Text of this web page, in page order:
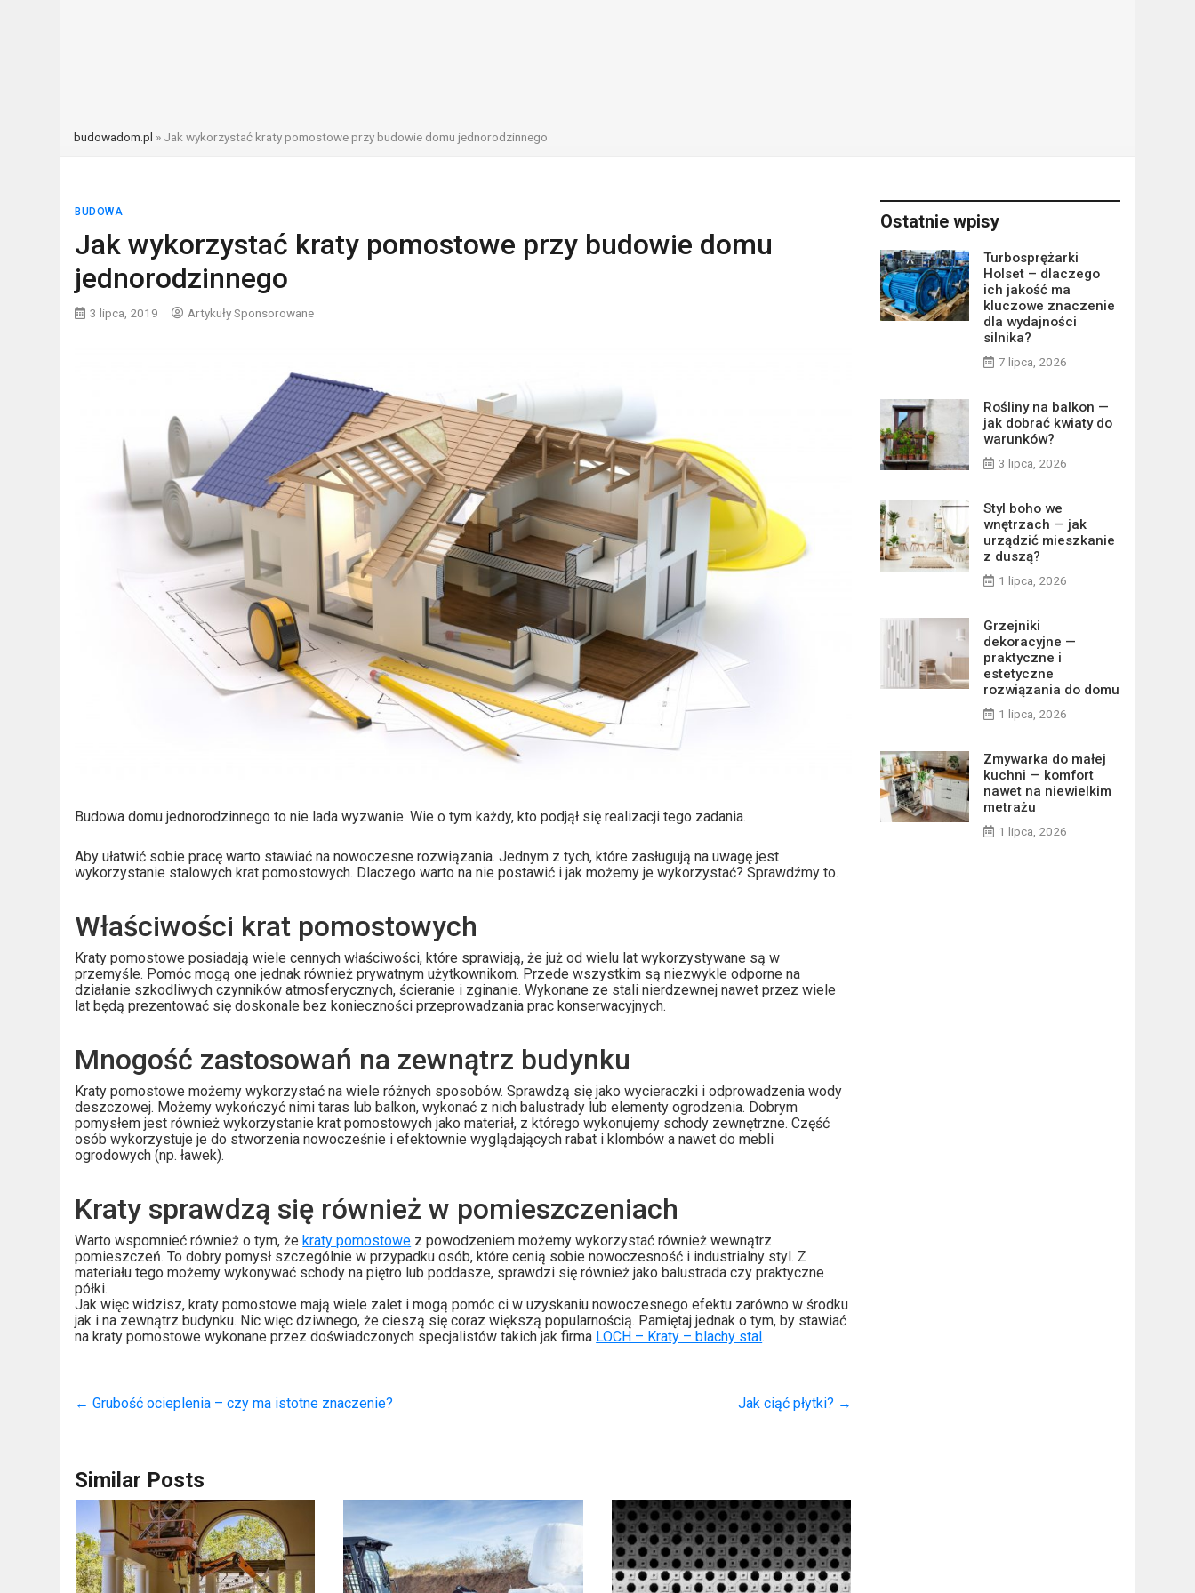
budowadom.pl » Jak wykorzystać kraty pomostowe przy budowie domu jednorodzinnego
BUDOWA
Jak wykorzystać kraty pomostowe przy budowie domu
jednorodzinnego
3 lipca, 2019 Artykuły Sponsorowane
Budowa domu jednorodzinnego to nie lada wyzwanie. Wie o tym każdy, kto podjął się realizacji tego zadania.
Aby ułatwić sobie pracę warto stawiać na nowoczesne rozwiązania. Jednym z tych, które zasługują na uwagę jest
wykorzystanie stalowych krat pomostowych. Dlaczego warto na nie postawić i jak możemy je wykorzystać? Sprawdźmy to.
Właściwości krat pomostowych
Kraty pomostowe posiadają wiele cennych właściwości, które sprawiają, że już od wielu lat wykorzystywane są w
przemyśle. Pomóc mogą one jednak również prywatnym użytkownikom. Przede wszystkim są niezwykle odporne na
działanie szkodliwych czynników atmosferycznych, ścieranie i zginanie. Wykonane ze stali nierdzewnej nawet przez wiele
lat będą prezentować się doskonale bez konieczności przeprowadzania prac konserwacyjnych.
Mnogość zastosowań na zewnątrz budynku
Kraty pomostowe możemy wykorzystać na wiele różnych sposobów. Sprawdzą się jako wycieraczki i odprowadzenia wody
deszczowej. Możemy wykończyć nimi taras lub balkon, wykonać z nich balustrady lub elementy ogrodzenia. Dobrym
pomysłem jest również wykorzystanie krat pomostowych jako materiał, z którego wykonujemy schody zewnętrzne. Część
osób wykorzystuje je do stworzenia nowocześnie i efektownie wyglądających rabat i klombów a nawet do mebli
ogrodowych (np. ławek).
Kraty sprawdzą się również w pomieszczeniach
Warto wspomnieć również o tym, żekraty pomostowe z powodzeniem możemy wykorzystać również wewnątrz
pomieszczeń. To dobry pomysł szczególnie w przypadku osób, które cenią sobie nowoczesność i industrialny styl. Z
materiału tego możemy wykonywać schody na piętro lub poddasze, sprawdzi się również jako balustrada czy praktyczne
półki.
Jak więc widzisz, kraty pomostowe mają wiele zalet i mogą pomóc ci w uzyskaniu nowoczesnego efektu zarówno w środku
jak i na zewnątrz budynku. Nic więc dziwnego, że cieszą się coraz większą popularnością. Pamiętaj jednak o tym, by stawiać
na kraty pomostowe wykonane przez doświadczonych specjalistów takich jak firma LOCH – Kraty – blachy stal.
← Grubość ocieplenia – czy ma istotne znaczenie? Jak ciąć płytki? →
Similar Posts
Ostatnie wpisy
Turbosprężarki
Holset – dlaczego
ich jakość ma
kluczowe znaczenie
dla wydajności
silnika?
7 lipca, 2026
Rośliny na balkon —
jak dobrać kwiaty do
warunków?
3 lipca, 2026
Styl boho we
wnętrzach — jak
urządzić mieszkanie
z duszą?
1 lipca, 2026
Grzejniki
dekoracyjne —
praktyczne i
estetyczne
rozwiązania do domu
1 lipca, 2026
Zmywarka do małej
kuchni — komfort
nawet na niewielkim
metrażu
1 lipca, 2026